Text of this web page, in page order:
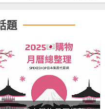
颱風休假公告
美國商品類郵件包裹服務
題